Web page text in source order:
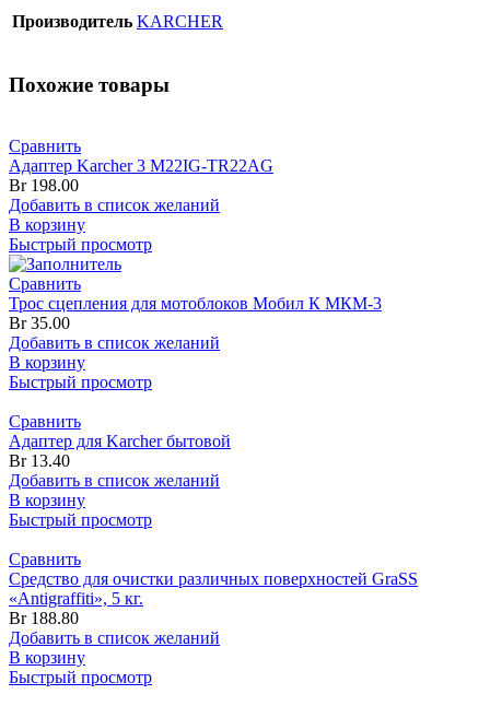
Производитель KARCHER
Похожие товары
Сравнить
Адаптер Karcher 3 M22IG-TR22AG
Br198.00
Добавить в список желаний
В корзину
Быстрый просмотр
Сравнить
Трос сцепления для мотоблоков Мобил К МКМ-3
Br35.00
Добавить в список желаний
В корзину
Быстрый просмотр
Сравнить
Адаптер для Karcher бытовой
Br13.40
Добавить в список желаний
В корзину
Быстрый просмотр
Сравнить
Средство для очистки различных поверхностей GraSS
«Antigraffiti», 5 кг.
Br188.80
Добавить в список желаний
В корзину
Быстрый просмотр